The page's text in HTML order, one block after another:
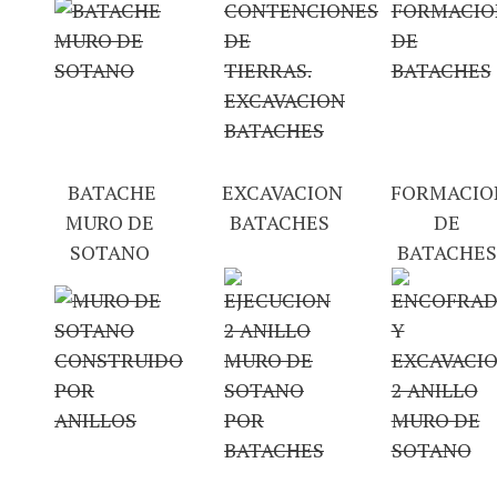
BATACHE
MURO DE
SOTANO
EXCAVACION
BATACHES
DE
BATACHES